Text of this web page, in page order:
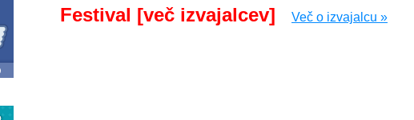
Festival [več izvajalcev] Več o izvajalcu »